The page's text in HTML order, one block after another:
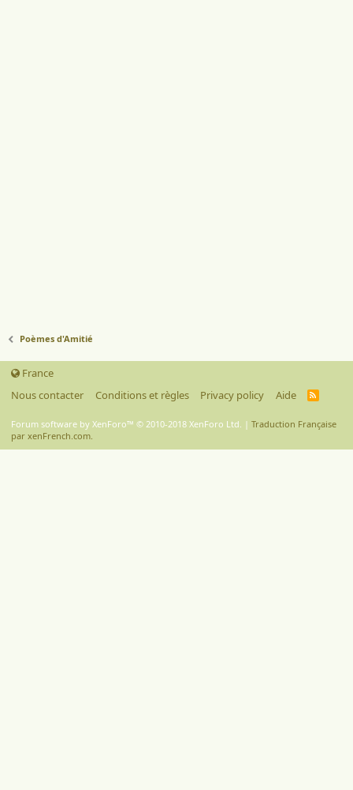
Poèmes d'Amitié
France
Nous contacter
Conditions et règles Privacy policy Aide
R
Forum software by XenForo™ © 2010-2018 XenForo Ltd. | Traduction Française
par xenFrench.com.